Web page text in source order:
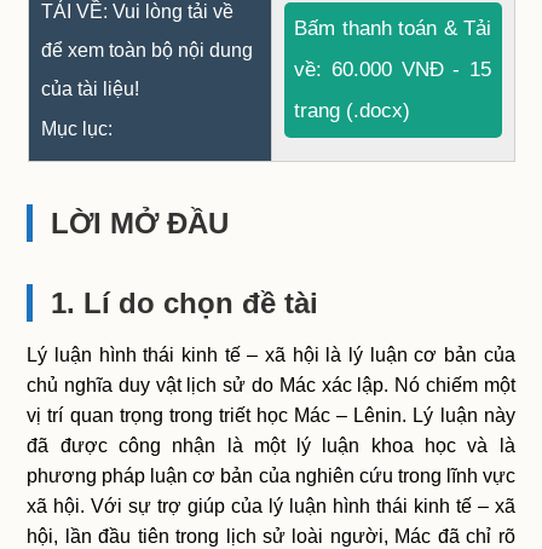
TẢI VỀ: Vui lòng tải về
để xem toàn bộ nội dung
của tài liệu!
Mục lục:
Bấm thanh toán & Tải
về: 60.000 VNĐ - 15
trang (.docx)
LỜI MỞ ĐẦU
1. Lí do chọn đề tài
Lý luận hình thái kinh tế – xã hội là lý luận cơ bản của
chủ nghĩa duy vật lịch sử do Mác xác lập. Nó chiếm một
vị trí quan trọng trong triết học Mác – Lênin. Lý luận này
đã được công nhận là một lý luận khoa học và là
phương pháp luận cơ bản của nghiên cứu trong lĩnh vực
xã hội. Với sự trợ giúp của lý luận hình thái kinh tế – xã
hội, lần đầu tiên trong lịch sử loài người, Mác đã chỉ rõ